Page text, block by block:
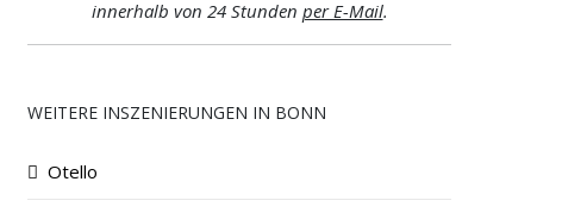
innerhalb von 24 Stunden per E-Mail.
WEITERE INSZENIERUNGEN IN BONN
Otello